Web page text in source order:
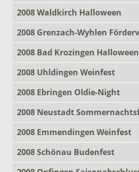
2008 Waldkirch Halloween
2008 Grenzach-Wyhlen
2008 Bad Krozingen Halloween
2008 Uhldingen Weinfest
2008 Ebringen Oldie-Night
2008 Neustadt
2008 Emmendingen Weinfest
2008 Schönau Budenfest